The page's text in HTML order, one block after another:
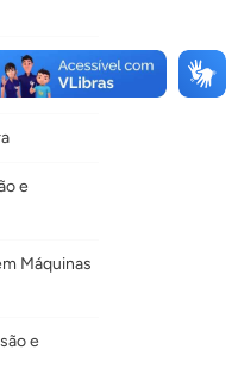
e
e
Máquinas
e